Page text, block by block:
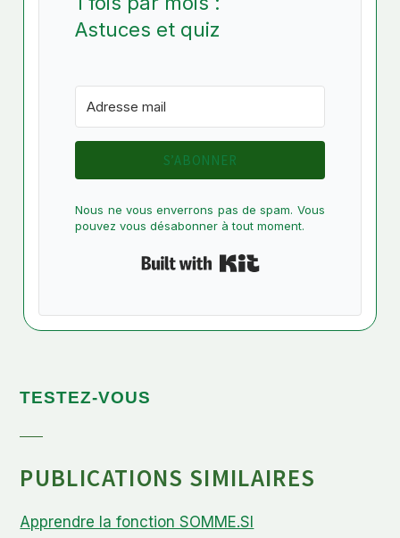
Astuces et quiz
S’ABONNER
Nous ne vous enverrons pas de spam. Vous
pouvez vous désabonner à tout moment.
Built with Kit
TESTEZ-VOUS
PUBLICATIONS SIMILAIRES
Apprendre la fonction SOMME.SI